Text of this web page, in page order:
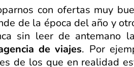
con ofertas muy
de la época del año y
sin leer de antemano
de viajes. Por
de los que en realidad